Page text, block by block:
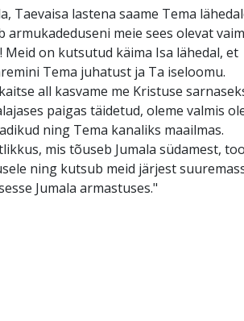
Taevaisa lastena saame Tema
armukadeduseni meie sees olevat
Meid on kutsutud käima Isa lähedal, et
Tema juhatust ja Ta iseloomu.
all kasvame me Kristuse
paigas täidetud, oleme valmis
ning Tema kanaliks maailmas.
mis tõuseb Jumala südamest,
ning kutsub meid järjest
Jumala armastuses."